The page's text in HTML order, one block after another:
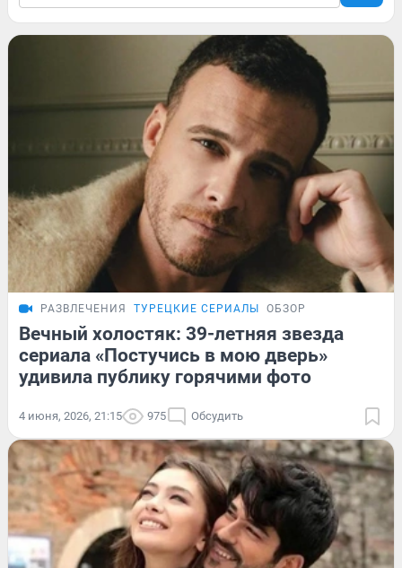
РАЗВЛЕЧЕНИЯ ТУРЕЦКИЕ СЕРИАЛЫ ОБЗОР
Вечный холостяк: 39-летняя звезда
сериала «Постучись в мою дверь»
удивила публику горячими фото
4 июня, 2026, 21:15 975 Обсудить